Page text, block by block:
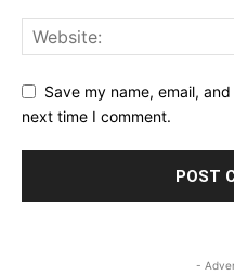
Save my name, email,
next time I comment.
-